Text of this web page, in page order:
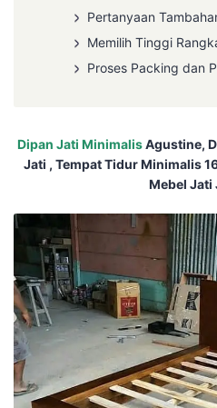
Pertanyaan
Memilih Tinggi
Proses Packing dan
Dipan Jati MinimalisAgustine,
Jati , Tempat Tidur Minimalis
Mebel Jati